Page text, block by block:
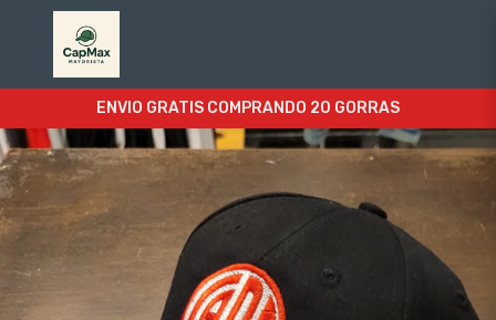
ENVIO GRATIS COMPRANDO 20 GORRAS